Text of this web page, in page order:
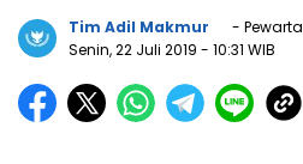
Tim Adil Makmur
- Pewarta
Senin, 22 Juli 2019 - 10:31 WIB